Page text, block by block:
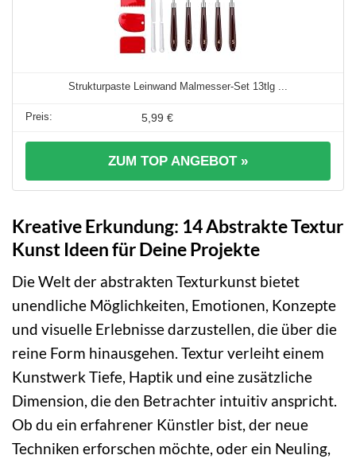
Strukturpaste Leinwand Malmesser-Set 13tlg ...
5,99 €
ZUM TOP ANGEBOT »
Kreative Erkundung: 14 Abstrakte Textur
Kunst Ideen für Deine Projekte
Die Welt der abstrakten Texturkunst bietet
unendliche Möglichkeiten, Emotionen, Konzepte
und visuelle Erlebnisse darzustellen, die über die
reine Form hinausgehen. Textur verleiht einem
Kunstwerk Tiefe, Haptik und eine zusätzliche
Dimension, die den Betrachter intuitiv anspricht.
Ob du ein erfahrener Künstler bist, der neue
Techniken erforschen möchte, oder ein Neuling,